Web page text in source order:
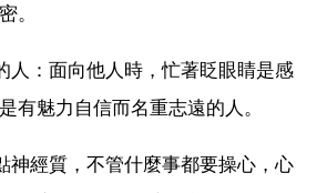
。
人：面向他人時，忙著眨眼睛是感
有魅力自信而名重志遠的人。
神經質，不管什麼事都要操心，心